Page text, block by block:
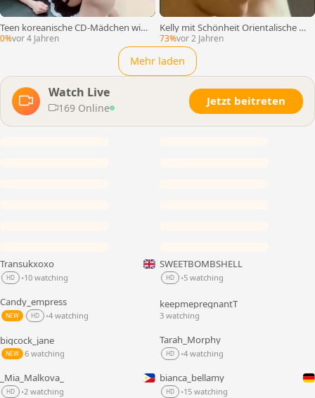
Teen koreanische CD-Mädchen wird
gestochen
0%vor 4 Jahren
Kelly mit Schönheit Orientalische sc
hönheit
73%vor 2 Jahren
Mehr laden
Watch Live
169 Online
Jetzt beitreten
LIVE
Transukxoxo
HD •10 watching
SWEETBOMBSHELL
HD •5 watching
Candy_empress
NEW HD •4 watching
keepmepregnantT
3 watching
bigcock_jane
NEW 6 watching
Tarah_Morphy
HD •4 watching
LIVE
_Mia_Malkova_
HD •2 watching
LIVE
bianca_bellamy
HD •15 watching